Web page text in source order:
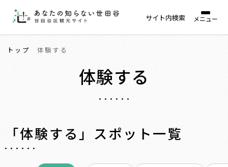
サイト内検索 メニュー
トップ 体験する
体験する
「体験する」スポット一覧